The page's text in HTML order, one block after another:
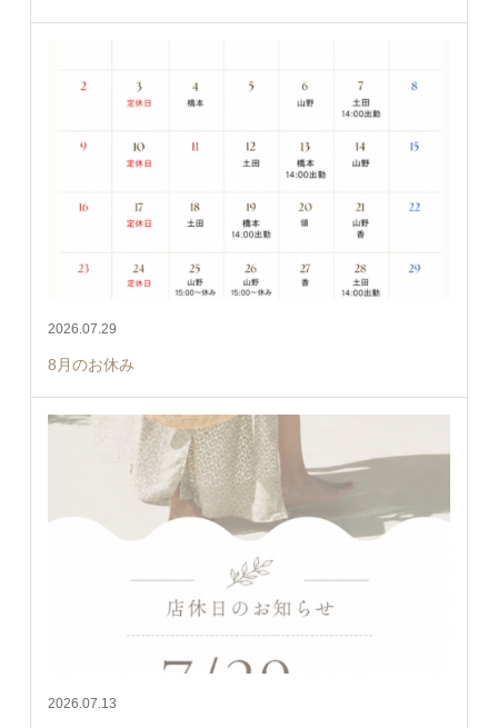
2026.07.29
8月のお休み
2026.07.13